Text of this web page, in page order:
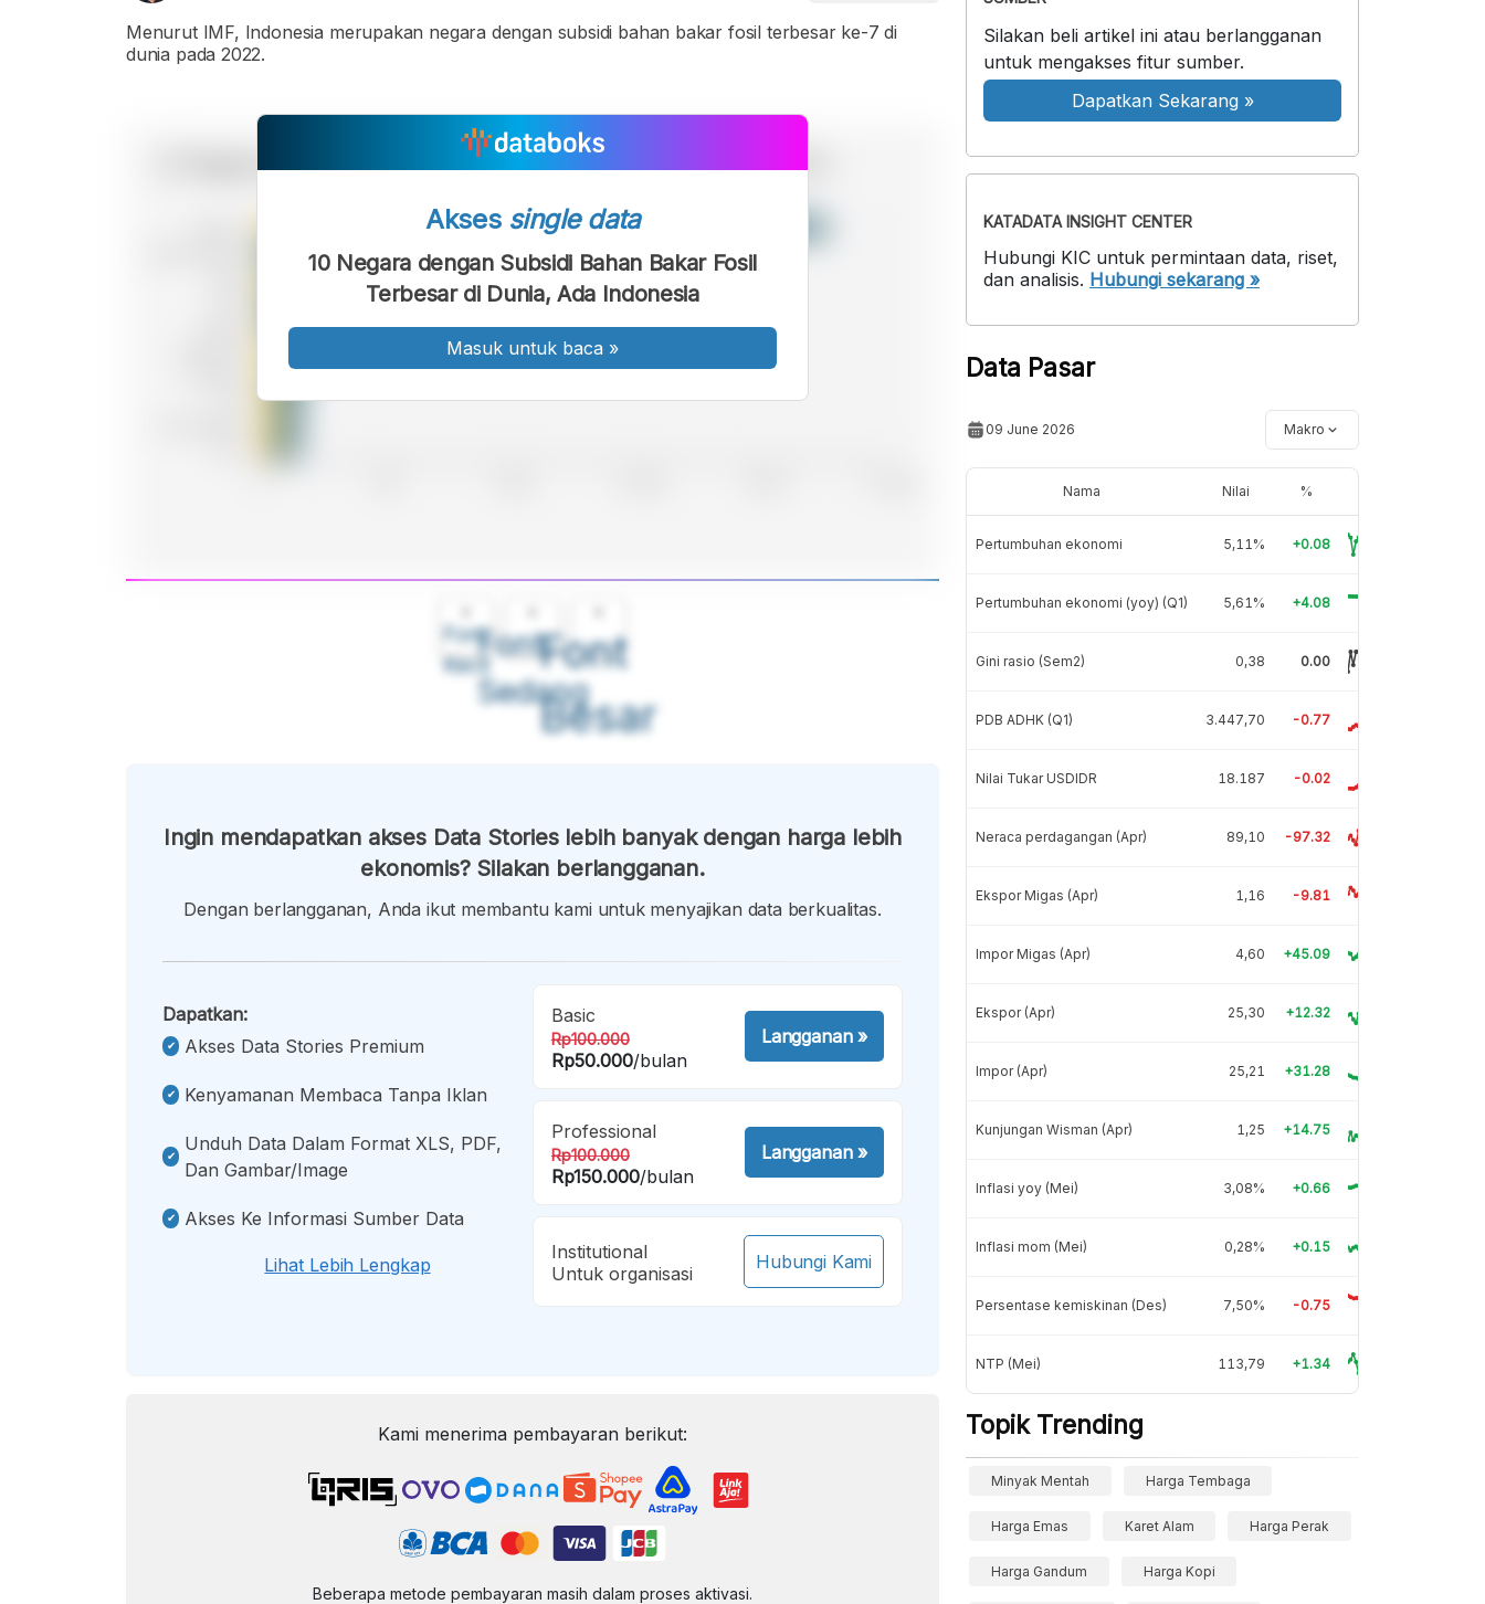
Menurut IMF, Indonesia merupakan negara dengan subsidi bahan bakar fosil terbesar ke-7 di
dunia pada 2022.
Font
Kecil
Font
Sedang
Font
Besar
Akses single data
10 Negara dengan Subsidi Bahan Bakar Fosil
Terbesar di Dunia, Ada Indonesia
Masuk untuk baca »
Ingin mendapatkan akses Data Stories lebih banyak dengan harga lebih
ekonomis? Silakan berlangganan.
Dengan berlangganan, Anda ikut membantu kami untuk menyajikan data berkualitas.
Dapatkan:
Akses Data Stories Premium
Kenyamanan Membaca Tanpa Iklan
Unduh Data Dalam Format XLS, PDF,
Dan Gambar/image
Akses Ke Informasi Sumber Data
Lihat Lebih Lengkap
Basic
Rp100.000
Rp50.000/bulan
Langganan»
Professional
Rp100.000
Rp150.000/bulan
Langganan»
Institutional
Untuk organisasi
Hubungi Kami
Kami menerima pembayaran berikut:
Beberapa metode pembayaran masih dalam proses aktivasi.
Silakan beli artikel ini atau berlangganan
untuk mengakses fitur sumber.
Dapatkan Sekarang »
KATADATA INSIGHT CENTER
Hubungi KIC untuk permintaan data, riset,
dan analisis. Hubungi sekarang »
Data Pasar
09 June 2026 Makro
Nama Nilai %
Pertumbuhan ekonomi 5,11% +0.08
Pertumbuhan ekonomi (yoy) (Q1) 5,61% +4.08
Gini rasio (Sem2) 0,38 0.00
PDB ADHK (Q1) 3.447,70 -0.77
Nilai Tukar USDIDR 18.187 -0.02
Neraca perdagangan (Apr) 89,10 -97.32
Ekspor Migas (Apr) 1,16 -9.81
Impor Migas (Apr) 4,60 +45.09
Ekspor (Apr) 25,30 +12.32
Impor (Apr) 25,21 +31.28
Kunjungan Wisman (Apr) 1,25 +14.75
Inflasi yoy (Mei) 3,08% +0.66
Inflasi mom (Mei) 0,28% +0.15
Persentase kemiskinan (Des) 7,50% -0.75
NTP (Mei) 113,79 +1.34
Topik Trending
Minyak Mentah Harga Tembaga
Harga Emas Karet Alam Harga Perak
Harga Gandum Harga Kopi